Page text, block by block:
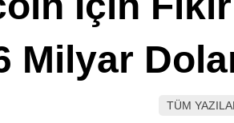
Milyar
TÜM